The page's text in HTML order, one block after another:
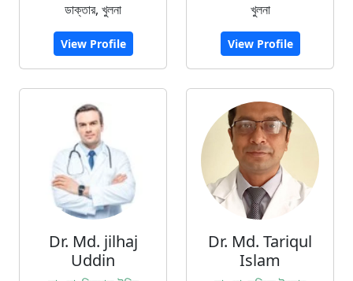
ডাক্তার, খুলনা
View Profile
খুলনা
View Profile
Dr. Md. jilhaj
Uddin
Dr. Md. Tariqul
Islam